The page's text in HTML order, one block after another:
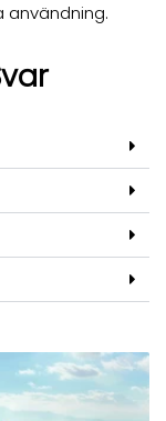
användning.